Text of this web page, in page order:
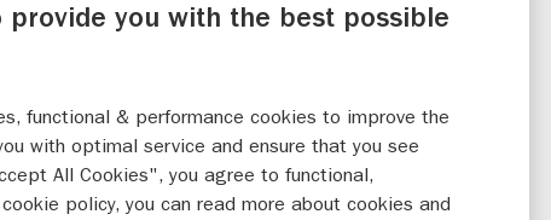
INDRUK SUZUKI V-
you with the best possible
functional & performance cookies to improve the
with optimal service and ensure that you see
All Cookies", you agree to functional,
policy, you can read more about cookies and